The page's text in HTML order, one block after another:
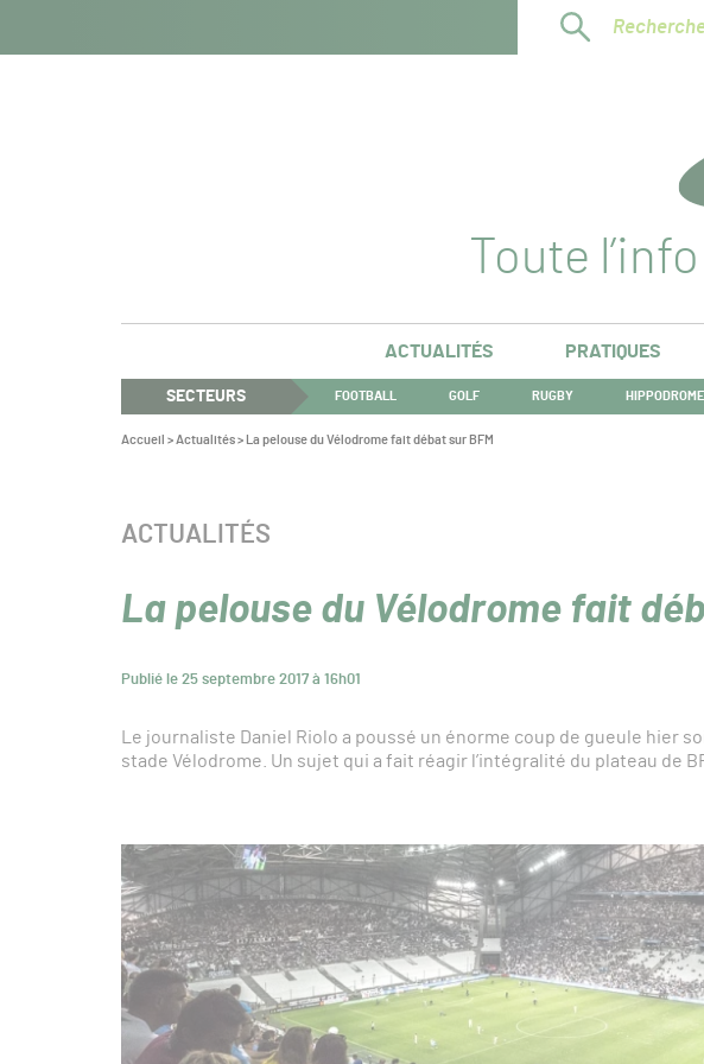
Toute
ACTUALITÉS PRATIQUES
SECTEURS FOOTBALL GOLF RUGBY HIPPODROME
Vous
Accueil >Actualités> La pelouse du Vélodrome fait débat sur BFM
La pelouse du Vélodrome fait
Publié le 25 septembre 2017 à 16h01
CATÉGORIE :
ACTUALITÉS
Le journaliste Daniel Riolo a poussé un énorme coup de gueule hier
stade Vélodrome. Un sujet qui a fait réagir l’intégralité du plateau de